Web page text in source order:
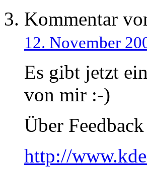
Kommentar
12. November
Es gibt jetzt
von mir :-)
Über
http://